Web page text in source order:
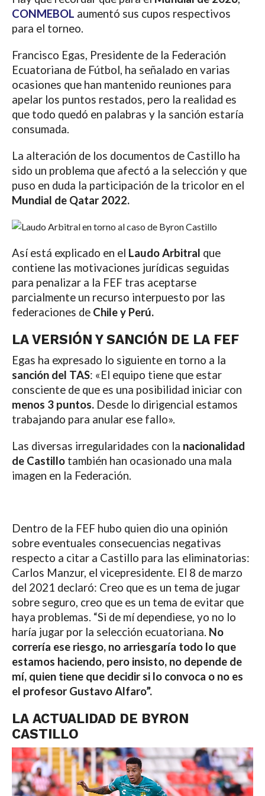
CONMEBOL aumentó sus cupos respectivos
para el torneo.
Francisco Egas, Presidente de la Federación
Ecuatoriana de Fútbol, ha señalado en varias
ocasiones que han mantenido reuniones para
apelar los puntos restados, pero la realidad es
que todo quedó en palabras y la sanción estaría
consumada.
La alteración de los documentos de Castillo ha
sido un problema que afectó a la selección y que
puso en duda la participación de la tricolor en el
Mundial de Qatar 2022.
Así está explicado en el Laudo Arbitral que
contiene las motivaciones jurídicas seguidas
para penalizar a la FEF tras aceptarse
parcialmente un recurso interpuesto por las
federaciones deChile y Perú.
LA VERSIÓN Y SANCIÓN DE LA FEF
Egas ha expresado lo siguiente en torno a la
sanción del TAS: «El equipo tiene que estar
consciente de que es una posibilidad iniciar con
menos 3 puntos.Desde lo dirigencial estamos
trabajando para anular ese fallo».
Las diversas irregularidades con la nacionalidad
de Castillotambién han ocasionado una mala
imagen en la Federación.
Dentro de la FEF hubo quien dio una opinión
sobre eventuales consecuencias negativas
respecto a citar a Castillo para las eliminatorias:
Carlos Manzur, el vicepresidente. El 8 de marzo
del 2021 declaró: Creo que es un tema de jugar
sobre seguro, creo que es un tema de evitar que
haya problemas. “Si de mí dependiese, yo no lo
haría jugar por la selección ecuatoriana. No
correría ese riesgo, no arriesgaría todo lo que
estamos haciendo, pero insisto, no depende de
mí, quien tiene que decidir si lo convoca o no es
el profesor Gustavo Alfaro”.
LA ACTUALIDAD DE BYRON
CASTILLO